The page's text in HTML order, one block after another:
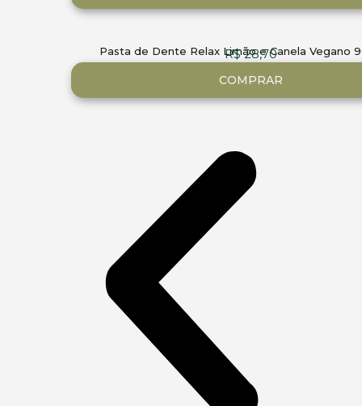
Pasta de Dente Relax Limão e Canela Vegano
R$28,70
COMPRAR